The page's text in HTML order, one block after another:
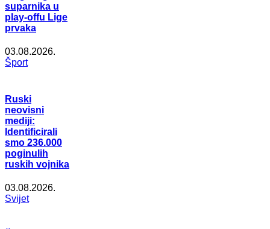
suparnika u
play-offu Lige
prvaka
03.08.2026.
Šport
Ruski
neovisni
mediji:
Identificirali
smo 236.000
poginulih
ruskih vojnika
03.08.2026.
Svijet